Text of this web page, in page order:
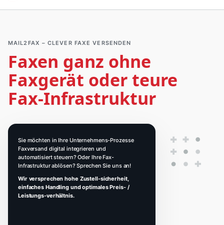
MAIL2FAX – CLEVER FAXE VERSENDEN
Faxen ganz ohne
Faxgerät oder teure
Fax-Infrastruktur
Sie möchten in Ihre Unternehmens-Prozesse
Faxversand digital integrieren und
automatisiert steuern? Oder Ihre Fax-
Infrastruktur ablösen? Sprechen Sie uns an!
Wir versprechen hohe Zustell-sicherheit,
einfaches Handling und optimales Preis- /
Leistungs-verhältnis.